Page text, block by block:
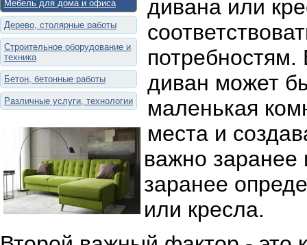
Мебель для дома и офиса
Дерево, столярные работы
Строительное оборудование и
техника
Бетон, бетонные работы
Различные услуги, технологии
дивана или
диван может
маленькая
места и
важно заранее
заранее
или кресла.